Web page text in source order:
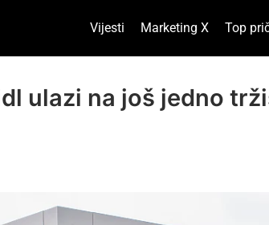
Vijesti Marketing X Top
ulazi na još jedno